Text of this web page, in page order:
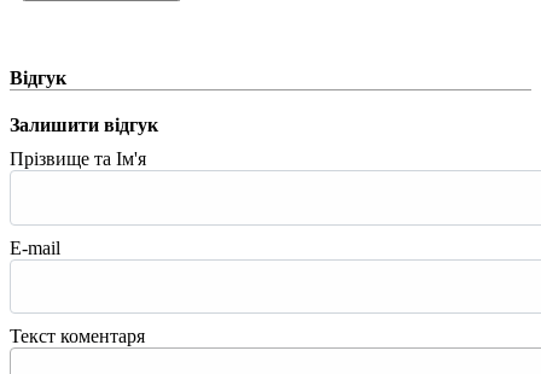
Відгук
Залишити відгук
Прізвище та Ім'я
E-mail
Текст коментаря